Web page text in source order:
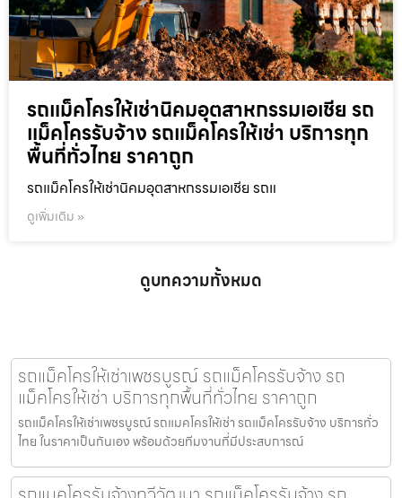
รถแม็คโครให้เช่านิคมอุตสาหกรรมเอเชีย รถ
แม็คโครรับจ้าง รถแม็คโครให้เช่า บริการทุก
พื้นที่ทั่วไทย ราคาถูก
รถแม็คโครให้เช่านิคมอุตสาหกรรมเอเชีย รถแ
ดูเพิ่มเติม »
ดูบทความทั้งหมด
รถแม็คโครให้เช่าเพชรบูรณ์ รถแม็คโครรับจ้าง รถ
แม็คโครให้เช่า บริการทุกพื้นที่ทั่วไทย ราคาถูก
รถแม็คโครให้เช่าเพชรบูรณ์ รถแมคโครให้เช่า รถแม็คโครรับจ้าง บริการทั่ว
ไทย ในราคาเป็นกันเอง พร้อมด้วยทีมงานที่มีประสบการณ์